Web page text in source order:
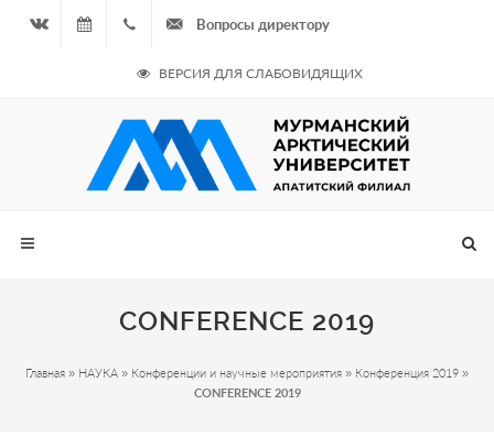
07.08.2026
- Чётная
неделя
964
687
Вопросы директору
ВЕРСИЯ ДЛЯ СЛАБОВИДЯЩИХ
CONFERENCE 2019
Главная » НАУКА » Конференции и научные мероприятия » Конференция 2019 »
CONFERENCE 2019